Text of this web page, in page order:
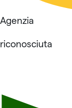
Agenzia
riconosciuta